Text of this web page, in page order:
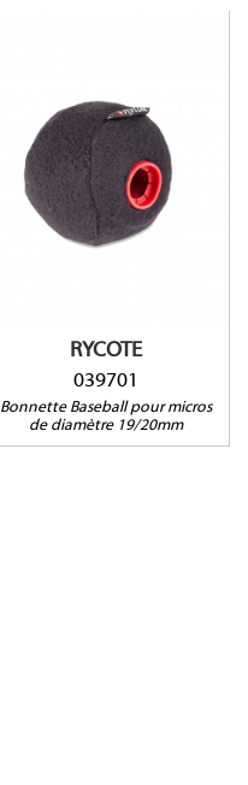
RYCOTE
039701
Bonnette Baseball pour micros
de diamètre 19/20mm
039701
Compatible avec : DPA
4018, Schoeps CMC Series,